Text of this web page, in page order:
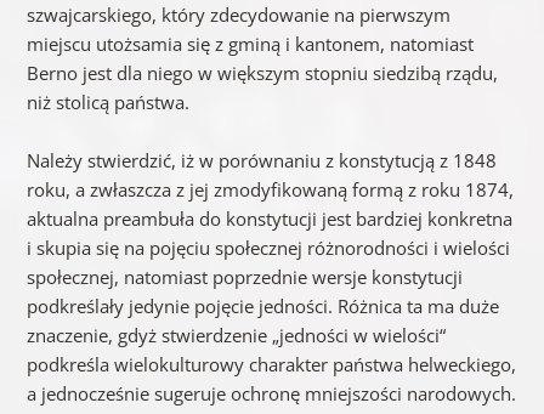
szwajcarskiego, który zdecydowanie na pierwszym
miejscu utożsamia się z gminą i kantonem, natomiast
Berno jest dla niego w większym stopniu siedzibą rządu,
niż stolicą państwa.
Należy stwierdzić, iż w porównaniu z konstytucją z 1848
roku, a zwłaszcza z jej zmodyfikowaną formą z roku 1874,
aktualna preambuła do konstytucji jest bardziej konkretna
i skupia się na pojęciu społecznej różnorodności i wielości
społecznej, natomiast poprzednie wersje konstytucji
podkreślały jedynie pojęcie jedności. Różnica ta ma duże
znaczenie, gdyż stwierdzenie „jedności w wielości“
podkreśla wielokulturowy charakter państwa helweckiego,
a jednocześnie sugeruje ochronę mniejszości narodowych.